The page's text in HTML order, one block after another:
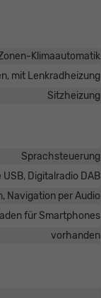
Klimaautomatik
mit Lenkradheizung
Sitzheizung
Sprachsteuerung
Digitalradio DAB
Navigation per Audio
für Smartphones
vorhanden